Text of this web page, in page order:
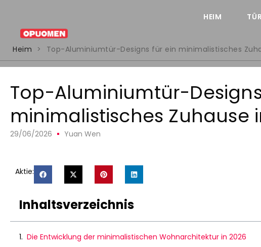
HEIM
Heim
> Top-Aluminiumtür-Designs für ein minimalistisches
Top-Aluminiumtür-
minimalistisches Zuhause
29/06/2026 Yuan Wen
Aktie:
Inhaltsverzeichnis
Die Entwicklung der minimalistischen Wohnarchitektur in 2026